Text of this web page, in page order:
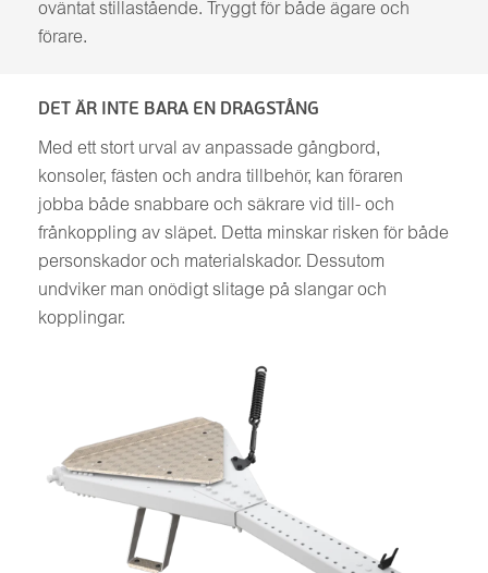
oväntat stillastående. Tryggt för både ägare och
förare.
DET ÄR INTE BARA EN DRAGSTÅNG
Med ett stort urval av anpassade gångbord,
konsoler, fästen och andra tillbehör, kan föraren
jobba både snabbare och säkrare vid till- och
frånkoppling av släpet. Detta minskar risken för både
personskador och materialskador. Dessutom
undviker man onödigt slitage på slangar och
kopplingar.